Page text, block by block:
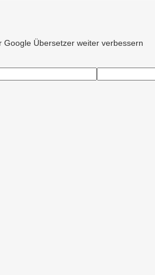
Übersetzer weiter verbessern